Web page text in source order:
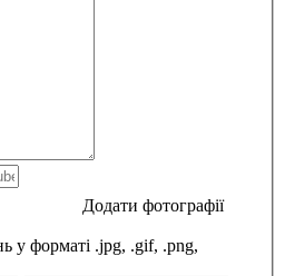
Додати фотографії
у форматі .jpg, .gif, .png,